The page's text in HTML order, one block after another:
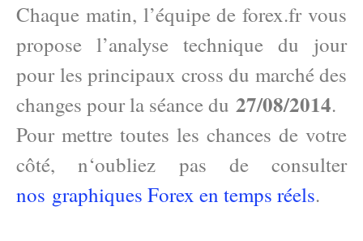
Chaque matin, l’équipe de forex.fr vous
propose l’analyse technique du jour
pour les principaux cross du marché des
changes pour la séance du 27/08/2014.
Pour mettre toutes les chances de votre
côté, n‘oubliez pas de consulter
nos graphiques Forex en temps réels.